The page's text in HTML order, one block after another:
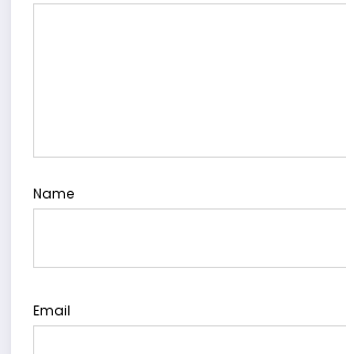
Name
Email